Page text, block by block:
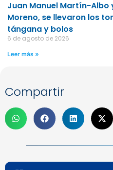
Juan Manuel Martín-Albo
Moreno, se llevaron los
tángana y bolos
6 de agosto de 2026
Leer más »
Compartir